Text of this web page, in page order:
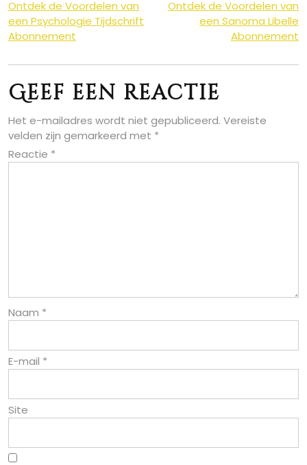
Berichtnavigatie
Ontdek de Voordelen van
een Psychologie Tijdschrift
Abonnement
Ontdek de Voordelen van
een Sanoma Libelle
Abonnement
Geef een reactie
Het e-mailadres wordt niet gepubliceerd. Vereiste
velden zijn gemarkeerd met *
Reactie *
Naam *
E-mail *
Site